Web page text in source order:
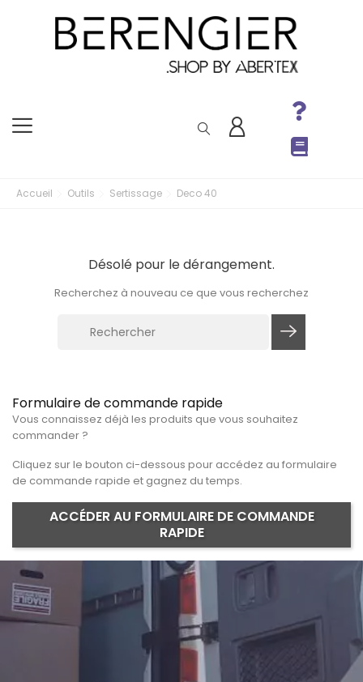
Accueil Outils Sertissage Deco 40
Formulaire de commande rapide
Vous connaissez déjà les produits que vous souhaitez
commander ?
Cliquez sur le bouton ci-dessous pour accédez au formulaire
de commande rapide et gagnez du temps.
ACCÉDER AU FORMULAIRE DE COMMANDE
RAPIDE
Désolé pour le dérangement.
Recherchez à nouveau ce que vous recherchez